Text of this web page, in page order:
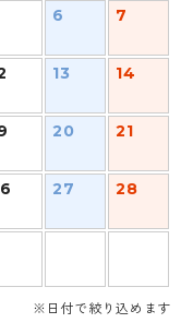
6 7
13 14
20 21
27 28
※日付で絞り込めます